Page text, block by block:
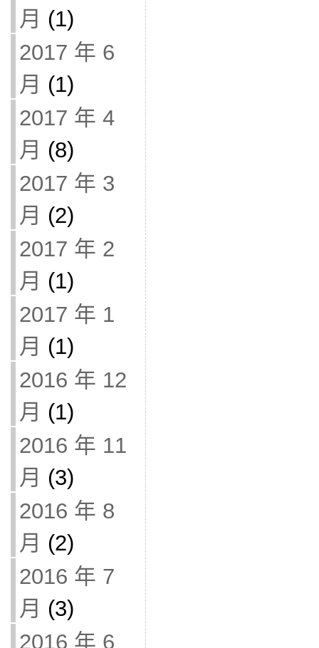
月 (1)
2017 年 6
月 (1)
2017 年 4
月 (8)
2017 年 3
月 (2)
2017 年 2
月 (1)
2017 年 1
月 (1)
2016 年 12
月 (1)
2016 年 11
月 (3)
2016 年 8
月 (2)
2016 年 7
月 (3)
2016 年 6